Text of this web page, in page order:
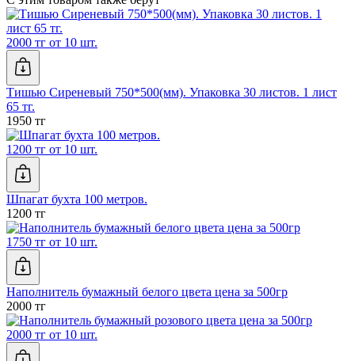
2000 тг от 10 шт.
Тишью Сиреневый 750*500(мм). Упаковка 30 листов. 1 лист
65 тг.
1950 тг
1200 тг от 10 шт.
Шпагат бухта 100 метров.
1200 тг
1750 тг от 10 шт.
Наполнитель бумажный белого цвета цена за 500гр
2000 тг
2000 тг от 10 шт.